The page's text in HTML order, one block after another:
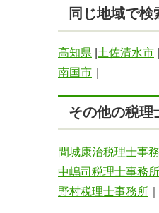
同じ地域で検
高知県 土佐清水市
南国市
その他の税理
間城康治税理士事
中嶋司税理士事務所
野村税理士事務所